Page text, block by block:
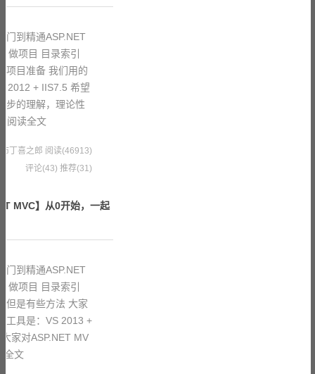
门到精通ASP.NET
做项目 目录索引
项目准备 我们用的
2012 + IIS7.5 希望
步的理解，理论性
阅读全文
丁喜之郎 阅读(46913)
评论(43) 推荐(31)
MVC】从0开始，一起
门到精通ASP.NET
做项目 目录索引
但是有些方法 大家
工具是：VS 2013 +
家对ASP.NET MV
全文